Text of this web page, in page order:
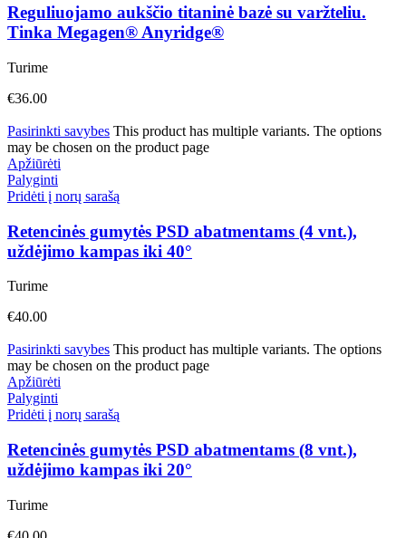
Reguliuojamo aukščio titaninė bazė su varžteliu.
Tinka Megagen® Anyridge®
Turime
€36.00
Pasirinkti savybes This product has multiple variants. The options
may be chosen on the product page
Apžiūrėti
Palyginti
Pridėti į norų sarašą
Retencinės gumytės PSD abatmentams (4 vnt.),
uždėjimo kampas iki 40°
Turime
€40.00
Pasirinkti savybes This product has multiple variants. The options
may be chosen on the product page
Apžiūrėti
Palyginti
Pridėti į norų sarašą
Retencinės gumytės PSD abatmentams (8 vnt.),
uždėjimo kampas iki 20°
Turime